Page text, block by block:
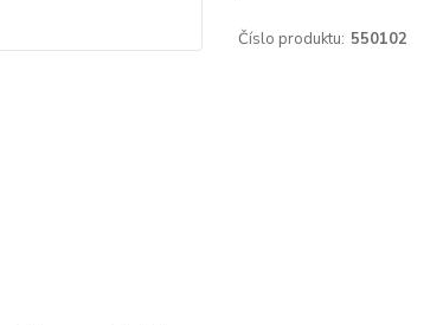
Číslo produktu: 550102